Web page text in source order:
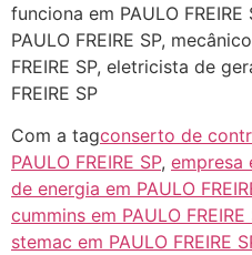
funciona em PAULO
PAULO FREIRE SP,
FREIRE SP, eletricista de
FREIRE SP
Com a tagconserto de
PAULO FREIRE SP, empresa
de energia em PAULO
cummins em PAULO FREIRE
stemac em PAULO FREIRE